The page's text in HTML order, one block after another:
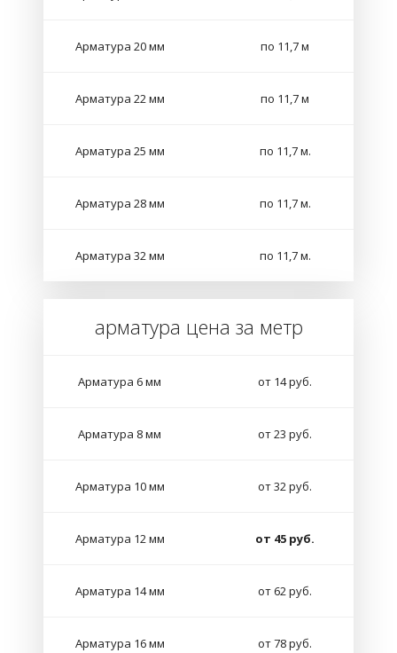
Арматура 20 мм по 11,7 м
Арматура 22 мм по 11,7 м
Арматура 25 мм по 11,7 м.
Арматура 28 мм по 11,7 м.
Арматура 32 мм по 11,7 м.
арматура цена за метр
Арматура 6 мм от 14 руб.
Арматура 8 мм от 23 руб.
Арматура 10 мм от 32 руб.
Арматура 12 мм от 45 руб.
Арматура 14 мм от 62 руб.
Арматура 16 мм от 78 руб.